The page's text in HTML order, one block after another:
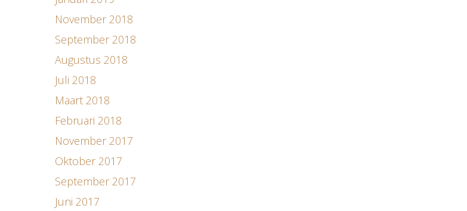
November 2018
September 2018
Augustus 2018
Juli 2018
Maart 2018
Februari 2018
November 2017
Oktober 2017
September 2017
Juni 2017